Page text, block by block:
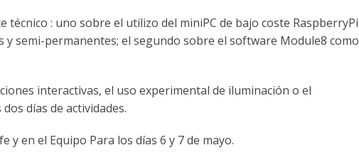
: uno sobre el utilizo del miniPC de bajo coste RaspberryPi
semi-permanentes; el segundo sobre el software Module8 como
interactivas, el uso experimental de iluminación o el
días de actividades.
en el Equipo Para los días 6 y 7 de mayo.